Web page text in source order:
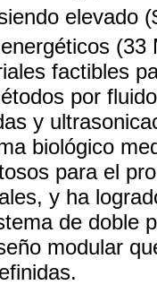
elevado
(33
factibles
por
y
biológico
para el
y ha
de doble
modular